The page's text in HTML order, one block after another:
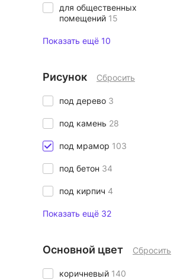
для общественных
помещений 15
Показать ещё 10
Рисунок Сбросить
под дерево 3
под камень 28
под мрамор 103
под бетон 34
под кирпич 4
Показать ещё 32
Основной цвет Сбросить
коричневый 140